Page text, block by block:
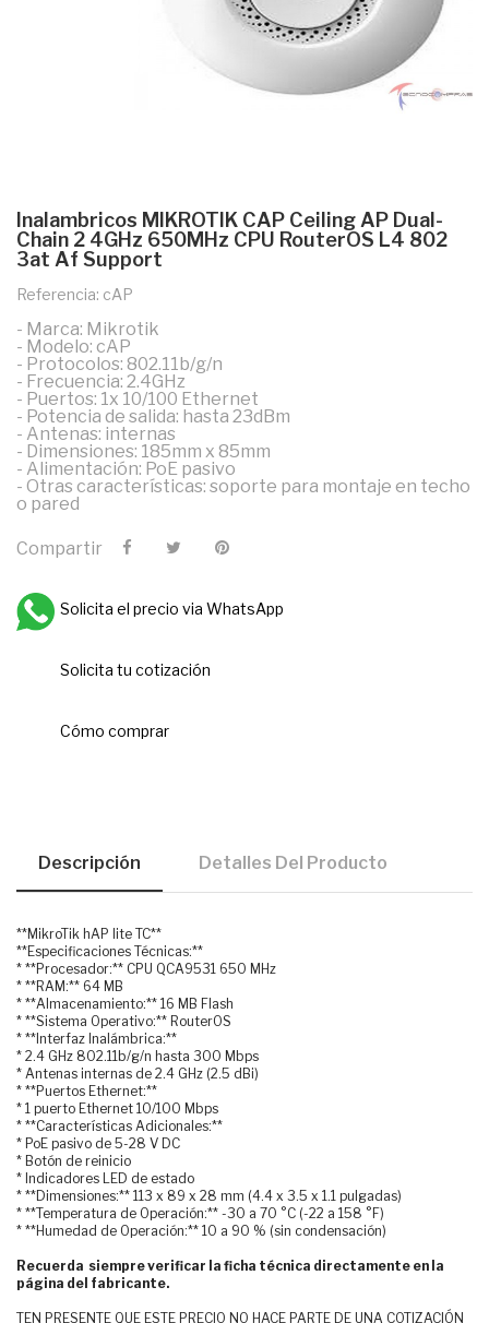
Inalambricos MIKROTIK CAP Ceiling AP Dual-
Chain 2 4GHz 650MHz CPU RouterOS L4 802
3at Af Support
Referencia: cAP
- Marca: Mikrotik
- Modelo: cAP
- Protocolos: 802.11b/g/n
- Frecuencia: 2.4GHz
- Puertos: 1x 10/100 Ethernet
- Potencia de salida: hasta 23dBm
- Antenas: internas
- Dimensiones: 185mm x 85mm
- Alimentación: PoE pasivo
- Otras características: soporte para montaje en techo
o pared
Compartir
Solicita el precio via WhatsApp
Solicita tu cotización
Cómo comprar
Descripción Detalles Del Producto
**MikroTik hAP lite TC**
**Especificaciones Técnicas:**
* **Procesador:** CPU QCA9531 650 MHz
* **RAM:** 64 MB
* **Almacenamiento:** 16 MB Flash
* **Sistema Operativo:** RouterOS
* **Interfaz Inalámbrica:**
* 2.4 GHz 802.11b/g/n hasta 300 Mbps
* Antenas internas de 2.4 GHz (2.5 dBi)
* **Puertos Ethernet:**
* 1 puerto Ethernet 10/100 Mbps
* **Características Adicionales:**
* PoE pasivo de 5-28 V DC
* Botón de reinicio
* Indicadores LED de estado
* **Dimensiones:** 113 x 89 x 28 mm (4.4 x 3.5 x 1.1 pulgadas)
* **Temperatura de Operación:** -30 a 70 °C (-22 a 158 °F)
* **Humedad de Operación:** 10 a 90 % (sin condensación)
Recuerda siempre verificar la ficha técnica directamente en la
página del fabricante.
TEN PRESENTE QUE ESTE PRECIO NO HACE PARTE DE UNA COTIZACIÓN